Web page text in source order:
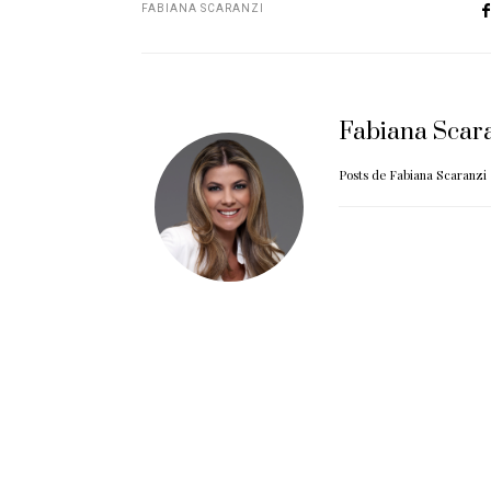
FABIANA SCARANZI
Fabiana
Posts de Fabiana Scaranzi